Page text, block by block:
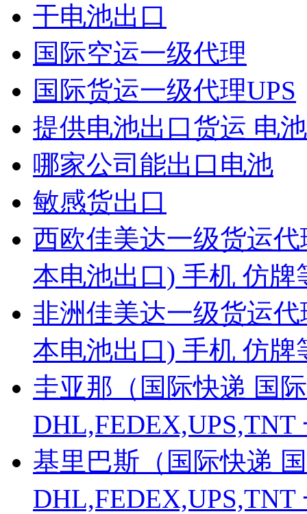
干电池出口
国际空运一级代理
国际货运一级代理UPS
提供电池出口货运 电
哪家公司能出口电池
敏感货出口
西欧佳美达一级货运
本电池出口) 手机 仿
非洲佳美达一级货运
本电池出口) 手机 仿
圭亚那（国际快递 国
基里巴斯（国际快递